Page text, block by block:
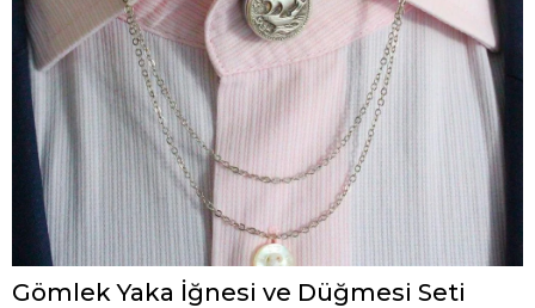
Gömlek Yaka İğnesi ve Düğmesi Seti